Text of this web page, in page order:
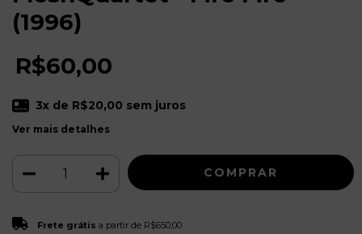
(1996)
R$60,00
3x de R$20,00 sem juros
Ver mais detalhes
Frete grátis a partir de R$650,00